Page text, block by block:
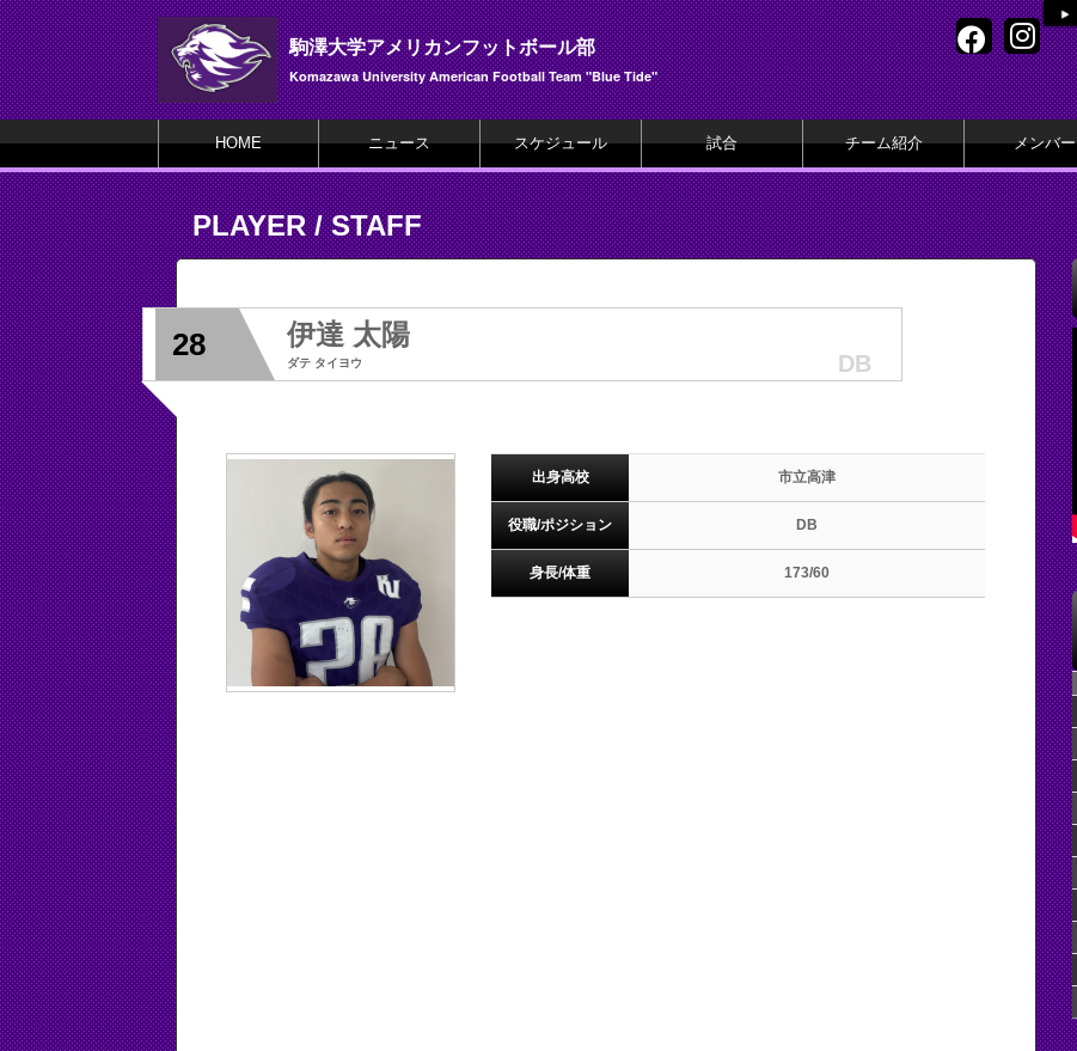
駒澤大学アメリカンフットボール部
Komazawa University American Football Team "Blue Tide"
HOME ニュース スケジュール 試合 チーム紹介 メンバー
PLAYER / STAFF
28 伊達 太陽
ダテ タイヨウ DB
出身高校 市立高津
役職/ポジション DB
身長/体重 173/60